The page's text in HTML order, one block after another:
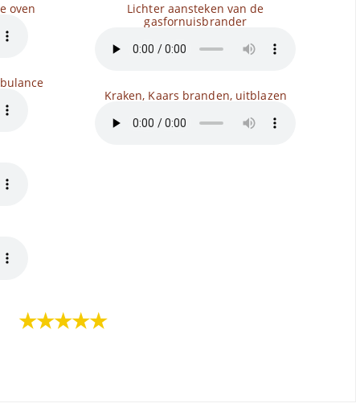
oven
Lichter aansteken van de
gasfornuisbrander
Kraken, Kaars branden, uitblazen
★★★★★